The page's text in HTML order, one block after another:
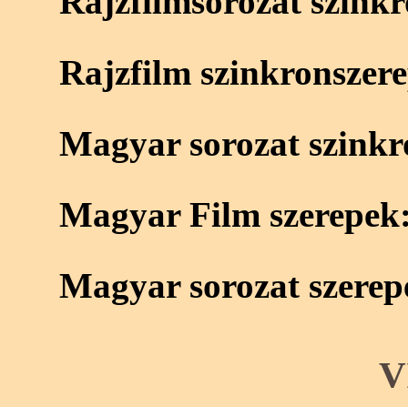
Rajzfilm
Magyar sorozat
Magyar Film
Magyar sorozat